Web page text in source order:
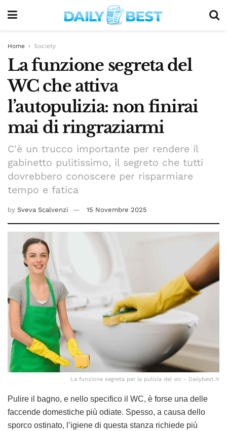
Home Society
La funzione segreta del
WC che attiva
l’autopulizia: non finirai
mai di ringraziarmi
C'è un trucco importante per rendere il
gabinetto pulitissimo, il segreto che tutti
dovrebbero conoscere per risparmiare
tempo e fatica
by Sveva Scalvenzi 15 Novembre 2025
La funzione segreta per la pulizia del wc - Dailybest.it
Pulire il bagno, e nello specifico il WC, è forse una delle
faccende domestiche più odiate. Spesso, a causa dello
sporco ostinato, l’igiene di questa stanza richiede più